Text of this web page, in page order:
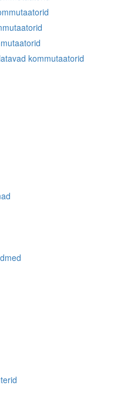
kommutaatorid